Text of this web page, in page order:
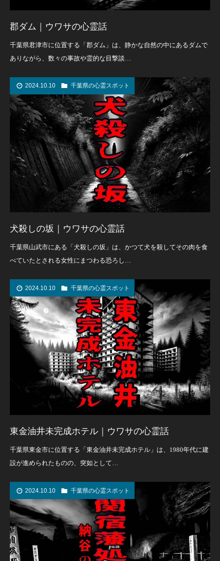
郡ダム｜ウワサの心霊話
千葉県君津市に位置する「郡ダム」は、静かな自然の中にあるダムで
ありながら、数々の事故や霊的な目撃談…
2024.10.10 千葉県の心霊スポット
犬殺しの坂｜ウワサの心霊話
千葉県山武市にある「犬殺しの坂」は、かつて犬を殺してその肉を食
べていたとされる女性にまつわる恐ろし…
2024.10.10 千葉県の心霊スポット
東金油井未完成ホテル｜ウワサの心霊話
千葉県東金市に位置する「東金油井未完成ホテル」は、1980年代に建
設が進められたものの、突如として…
2024.10.10 千葉県の心霊スポット